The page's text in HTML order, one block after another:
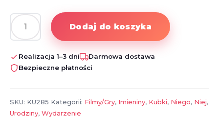
ilość
Kubek
Arcane
Ekko
kubek
z
Dodaj do koszyka
Realizacja 1–3 dni
Darmowa dostawa
Bezpieczne płatności
SKU: KU285 Kategorii: Filmy/Gry, Imieniny, Kubki, Niego, Niej,
Urodziny, Wydarzenie